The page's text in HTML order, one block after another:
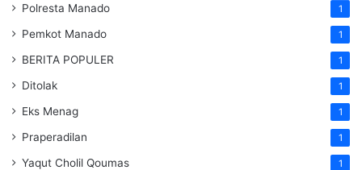
Polresta Manado 1
Pemkot Manado 1
BERITA POPULER 1
Ditolak 1
Eks Menag 1
Praperadilan 1
Yaqut Cholil Qoumas 1